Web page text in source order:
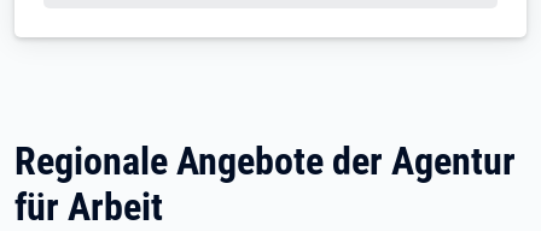
Regionale Angebote der Agentur
für Arbeit